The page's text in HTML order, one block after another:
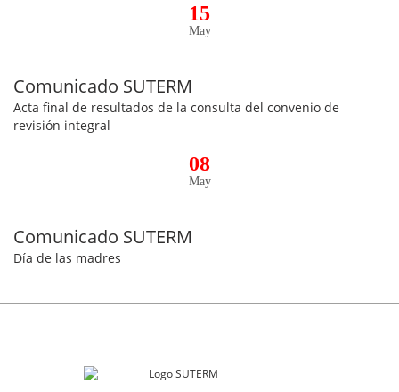
15
May
Comunicado SUTERM
Acta final de resultados de la consulta del convenio de
revisión integral
08
May
Comunicado SUTERM
Día de las madres